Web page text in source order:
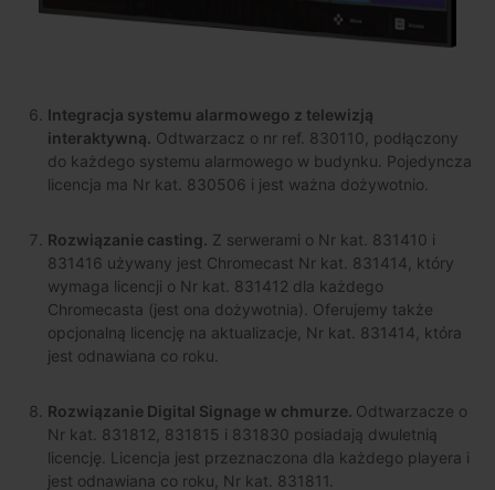
Integracja systemu alarmowego z telewizją
interaktywną. Odtwarzacz o nr ref. 830110, podłączony
do każdego systemu alarmowego w budynku. Pojedyncza
licencja ma Nr kat. 830506 i jest ważna dożywotnio.
Rozwiązanie casting. Z serwerami o Nr kat. 831410 i
831416 używany jest Chromecast Nr kat. 831414, który
wymaga licencji o Nr kat. 831412 dla każdego
Chromecasta (jest ona dożywotnia). Oferujemy także
opcjonalną licencję na aktualizacje, Nr kat. 831414, która
jest odnawiana co roku.
Rozwiązanie Digital Signage w chmurze. Odtwarzacze o
Nr kat. 831812, 831815 i 831830 posiadają dwuletnią
licencję. Licencja jest przeznaczona dla każdego playera i
jest odnawiana co roku, Nr kat. 831811.